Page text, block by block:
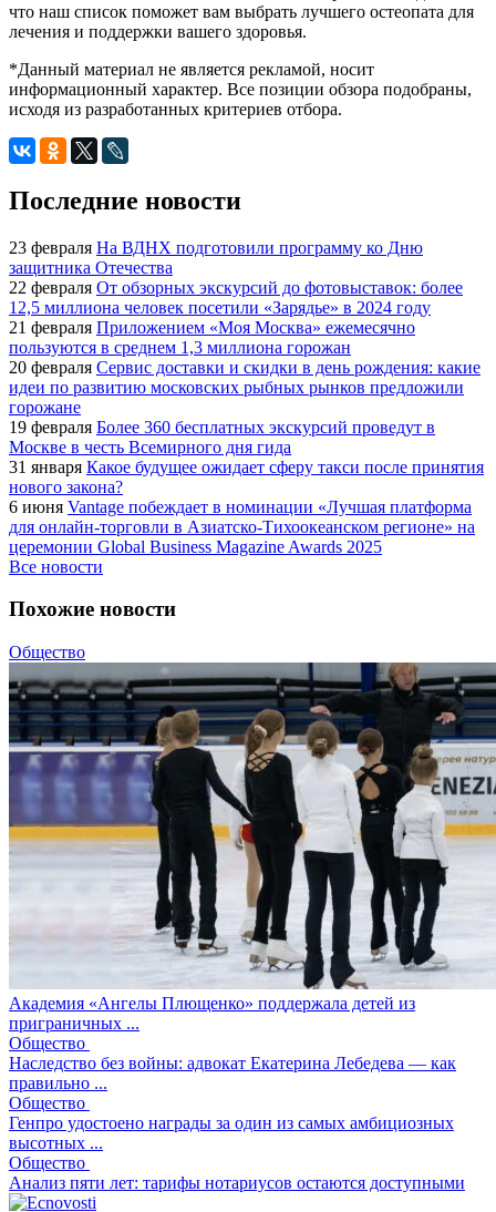
что наш список поможет вам выбрать лучшего остеопата для
лечения и поддержки вашего здоровья.
*Данный материал не является рекламой, носит
информационный характер. Все позиции обзора подобраны,
исходя из разработанных критериев отбора.
Последние новости
23 февраля На ВДНХ подготовили программу ко Дню
защитника Отечества
22 февраля От обзорных экскурсий до фотовыставок: более
12,5 миллиона человек посетили «Зарядье» в 2024 году
21 февраля Приложением «Моя Москва» ежемесячно
пользуются в среднем 1,3 миллиона горожан
20 февраля Сервис доставки и скидки в день рождения: какие
идеи по развитию московских рыбных рынков предложили
горожане
19 февраля Более 360 бесплатных экскурсий проведут в
Москве в честь Всемирного дня гида
31 января Какое будущее ожидает сферу такси после принятия
нового закона?
6 июня Vantage побеждает в номинации «Лучшая платформа
для онлайн-торговли в Азиатско-Тихоокеанском регионе» на
церемонии Global Business Magazine Awards 2025
Все новости
Похожие новости
Общество
Академия «Ангелы Плющенко» поддержала детей из
приграничных ...
Общество
Наследство без войны: адвокат Екатерина Лебедева — как
правильно ...
Общество
Генпро удостоено награды за один из самых амбициозных
высотных ...
Общество
Анализ пяти лет: тарифы нотариусов остаются доступными